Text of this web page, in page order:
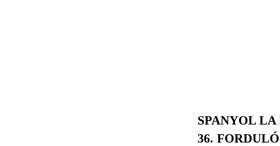
SPANYOL
36. FORDULÓ